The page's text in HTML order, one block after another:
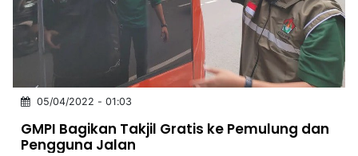
INDONESIA
NTB
Time
IDN
Jogja
Rakyat
News
Notice
Baru
05/04/2022 - 01:03
GMPI Bagikan Takjil Gratis ke Pemulung dan
Pengguna Jalan